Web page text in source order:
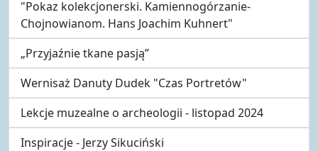
"Pokaz kolekcjonerski. Kamiennogórzanie-
Chojnowianom. Hans Joachim Kuhnert"
„Przyjaźnie tkane pasją”
Wernisaż Danuty Dudek "Czas Portretów"
Lekcje muzealne o archeologii - listopad 2024
Inspiracje - Jerzy Sikuciński